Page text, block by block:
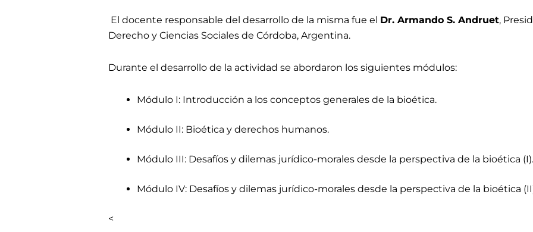
El docente responsable del desarrollo de la misma fue el Dr. Armando S. Andruet,
Derecho y Ciencias Sociales de Córdoba, Argentina.
Durante el desarrollo de la actividad se abordaron los siguientes módulos:
Módulo I: Introducción a los conceptos generales de la bioética.
Módulo II: Bioética y derechos humanos.
Módulo III: Desafíos y dilemas jurídico-morales desde la perspectiva de la bioética (I).
Módulo IV: Desafíos y dilemas jurídico-morales desde la perspectiva de la bioética
<